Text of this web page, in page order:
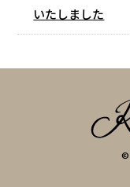
いたしました
©